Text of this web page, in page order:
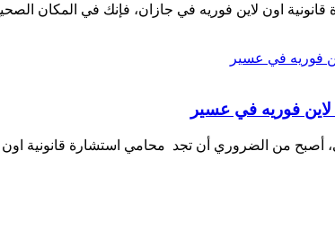
اون لاين فوريه في جازان، فإنك في المكان
فوريه في عسير
من الضروري أن تجد محامي استشارة قانونية اون